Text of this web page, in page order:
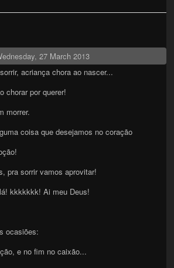
27 March 2013
acriança chora ao nascer...
chorar por querer!
morrer.
coisa que desejamos no coração
pra sorrir vamos aprovitar!
kkkkkkk! Ai meu Deus!
ocasiões:
e no fim no caixão...